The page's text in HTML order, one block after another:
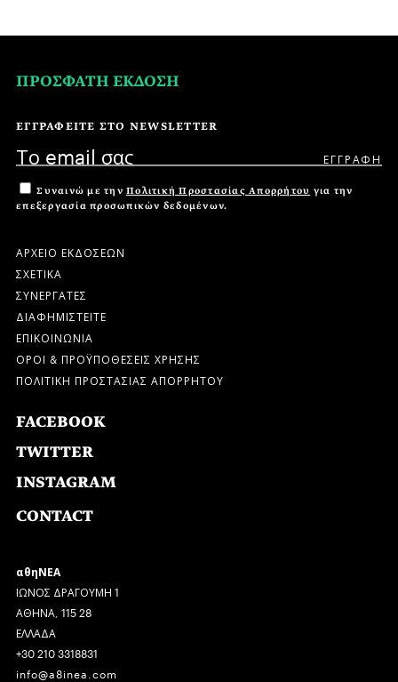
ΠΡΟΣΦΑΤΗ ΕΚΔΟΣΗ
ΕΓΓΡΑΦΕΙΤΕ ΣΤΟ NEWSLETTER
Συναινώ με την Πολιτική Προστασίας Απορρήτου για την
επεξεργασία προσωπικών δεδομένων.
ΑΡΧΕΙΟ ΕΚΔΟΣΕΩΝ
ΣΧΕΤΙΚΑ
ΣΥΝΕΡΓΑΤΕΣ
ΔΙΑΦΗΜΙΣΤΕΙΤΕ
ΕΠΙΚΟΙΝΩΝΙΑ
ΟΡΟΙ & ΠΡΟΫΠΟΘΕΣΕΙΣ ΧΡΗΣΗΣ
ΠΟΛΙΤΙΚΗ ΠΡΟΣΤΑΣΙΑΣ ΑΠΟΡΡΗΤΟΥ
FACEBOOK
TWITTER
INSTAGRAM
CONTACT
αθηΝΕΑ
ΙΩΝΟΣ ΔΡΑΓΟΥΜΗ 1
ΑΘΗΝΑ, 115 28
ΕΛΛΑΔΑ
+30 210 3318831
info@a8inea.com